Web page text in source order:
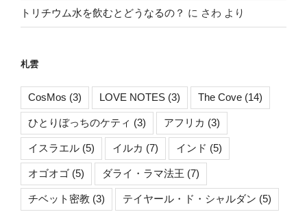
トリチウム水を飲むとどうなるの？ に さわ より
札雲
CosMos (3) LOVE NOTES (3) The Cove (14)
ひとりぼっちのケティ (3) アフリカ (3)
イスラエル (5) イルカ (7) インド (5)
オゴオゴ (5) ダライ・ラマ法王 (7)
チベット密教 (3) テイヤール・ド・シャルダン (5)